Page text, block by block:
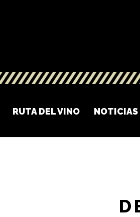
RUTA DEL VINO NOTICIAS